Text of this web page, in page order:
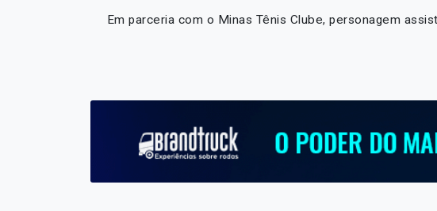
Em parceria com o Minas Tênis Clube, personagem